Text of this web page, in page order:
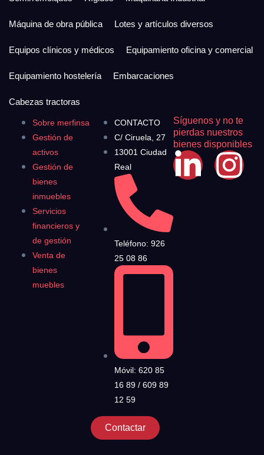
Sobre merfinsa
Gestión de
activos
Gestión de
bienes
inmuebles
Servicios
financieros y
de gestión
Venta de
bienes
muebles
CONTACTO
C/ Ciruela, 27
13001 Ciudad
Real
Teléfono: 926
25 08 86
Móvil: 620 85
16 89 / 609 89
12 59
Contactar
Síguenos y no te
pierdas nuestros
bienes disponibles
Máquina de obra pública Lotes y artículos diversos
Equipos clínicos y médicos Equipamiento oficina y comercial
Equipamiento hostelería Embarcaciones
Cabezas tractoras